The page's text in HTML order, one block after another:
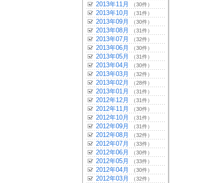
2013年11月 （30件）
2013年10月 （31件）
2013年09月 （30件）
2013年08月 （31件）
2013年07月 （32件）
2013年06月 （30件）
2013年05月 （31件）
2013年04月 （30件）
2013年03月 （32件）
2013年02月 （28件）
2013年01月 （31件）
2012年12月 （31件）
2012年11月 （30件）
2012年10月 （31件）
2012年09月 （31件）
2012年08月 （32件）
2012年07月 （33件）
2012年06月 （30件）
2012年05月 （33件）
2012年04月 （30件）
2012年03月 （32件）